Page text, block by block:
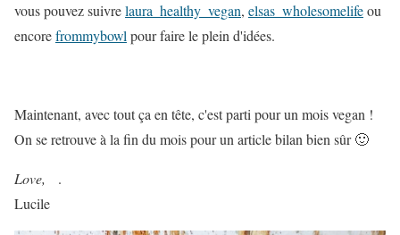
vous pouvez suivrelaura_healthy_vegan, elsas_wholesomelifeou
encorefrommybowl pour faire le plein d'idées.
Maintenant, avec tout ça en tête, c'est parti pour un mois vegan !
On se retrouve à la fin du mois pour un article bilan bien sûr 🙂
Love,
.
Lucile